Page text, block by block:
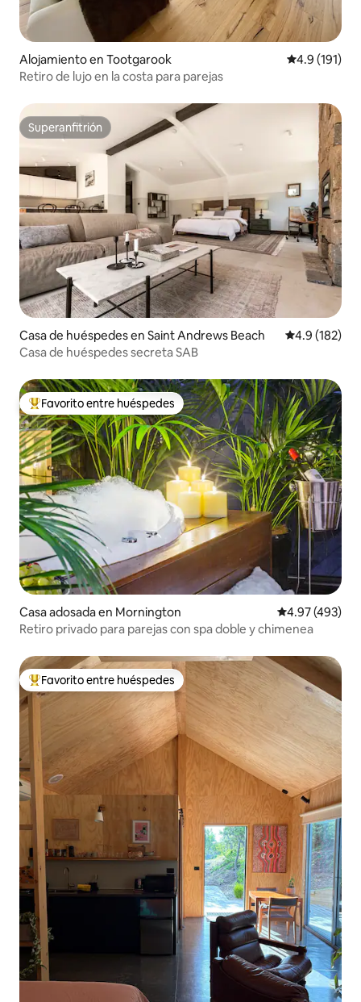
Alojamiento en Tootgarook Calificación
4.9 (191)
Retiro de lujo en la costa para parejas
Superanfitrión
Superanfitrión
Casa de huéspedes en Saint Andrews Beach Calificación
4.9 (182)
Casa de huéspedes secreta SAB
Favorito entre huéspedes preferido
Favorito entre huéspedes
Casa adosada en Mornington Calificación
4.97 (493)
Retiro privado para parejas con spa doble y chimenea
Favorito entre huéspedes preferido
Favorito entre huéspedes